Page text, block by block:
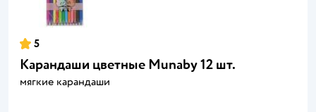
5
Карандаши цветные Munaby 12 шт.
мягкие карандаши